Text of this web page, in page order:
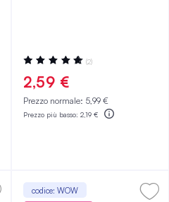
Valutazione:
100%
(2)
2,59 €
Prezzo normale: 5,99 €
Prezzo più basso: 2,19 €
codice: WOW